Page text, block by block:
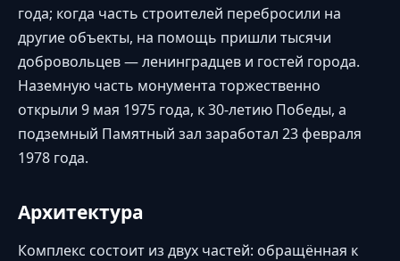
года; когда часть строителей перебросили на
другие объекты, на помощь пришли тысячи
добровольцев — ленинградцев и гостей города.
Наземную часть монумента торжественно
открыли 9 мая 1975 года, к 30-летию Победы, а
подземный Памятный зал заработал 23 февраля
1978 года.
Архитектура
Комплекс состоит из двух частей: обращённая к